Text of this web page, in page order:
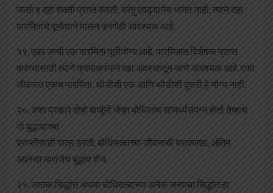
जातो व दहा शक्ती प्राप्त करतो. परंतु एवढ्यानेच भागत नाही. त्याने दहा
पारमितांचे पूर्णत्वाने पालन करणेही आवश्यक आहे.
१९. एका जन्मी एक पारमिता पूर्तीयोग्य आहे. पारमितात विशेषत्व प्राप्त
करण्यासाठी त्याने क्रमाक्रमाने दहा अवस्थातून जाणे आवश्यक आहे. एका
जीवनात एकच पारमिता. थोडीशी एक आणि थोडीशी दुसरी हे योग्य नाही.
२०. अशा प्रकारे दोहो बाजूंनी जेव्हा बोधिसत्व सामर्थ्यसंपन्न होतो तेव्हाच
तो बुद्धत्वाच्या
प्राप्तीसाठी पात्र ठरतो. बोधिसत्वाच्या जीवनाची पराकाष्ठा, अंतिम
अवस्था म्हणजेच बुद्धत्व होय.
२१. जातक सिद्धांत अथवा बोधिसत्वाच्या अनेक जन्माचा सिद्धांत हा